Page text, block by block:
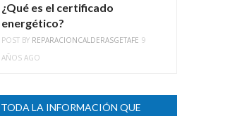
¿Qué es el certificado
energético?
POST BY REPARACIONCALDERASGETAFE 9
AÑOS AGO
TODA LA INFORMACIÓN QUE